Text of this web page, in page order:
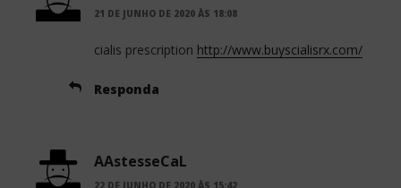
21 DE JUNHO DE 2020 ÀS 18:08
cialis prescription http://www.buyscialisrx.com/
Responda
AAstesseCaL
22 DE JUNHO DE 2020 ÀS 15:42